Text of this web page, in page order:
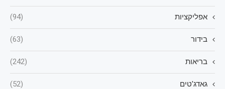
אפליקציות (94)
בידור (63)
בריאות (242)
גאדג'טים (52)